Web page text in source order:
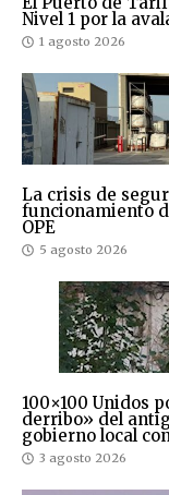
Nivel 1 por la
1 agosto 2026
La crisis de
funcionamiento
OPE
5 agosto 2026
100×100 Unidos
derribo» del
gobierno local
3 agosto 2026